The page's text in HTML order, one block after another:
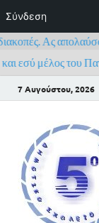
Ας
Σύνδεση
μέλος του
7 Αυγούστου, 2026